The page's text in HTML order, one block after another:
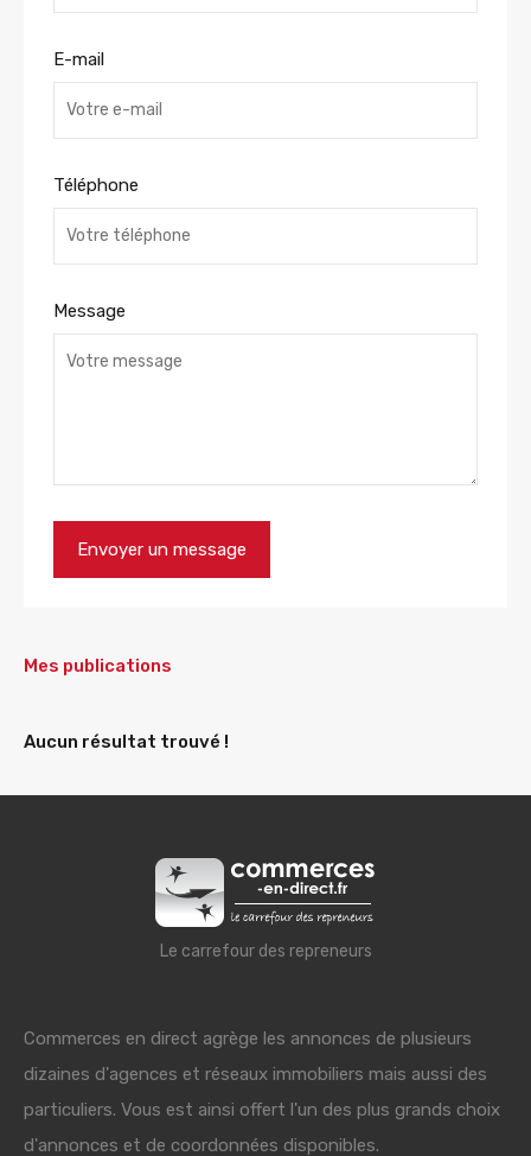
E-mail
Téléphone
Message
Mes publications
Aucun résultat trouvé !
Le carrefour des repreneurs
Commerces en direct agrège les annonces de plusieurs
dizaines d'agences et réseaux immobiliers mais aussi des
particuliers. Vous est ainsi offert l'un des plus grands choix
d'annonces et de coordonnées disponibles.